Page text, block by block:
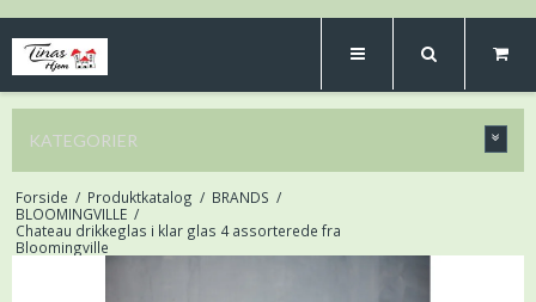
KATEGORIER
Forside / Produktkatalog / BRANDS /
BLOOMINGVILLE /
Chateau drikkeglas i klar glas 4 assorterede fra
Bloomingville